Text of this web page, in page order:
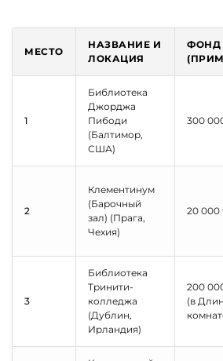
МЕСТО
НАЗВАНИЕ И
ЛОКАЦИЯ
ФОНД
1
Библиотека
Джорджа
Пибоди
(Балтимор,
США)
300
2
Клементинум
(Барочный
зал) (Прага,
Чехия)
20 000
3
Библиотека
Тринити-
колледжа
(Дублин,
Ирландия)
200
(в